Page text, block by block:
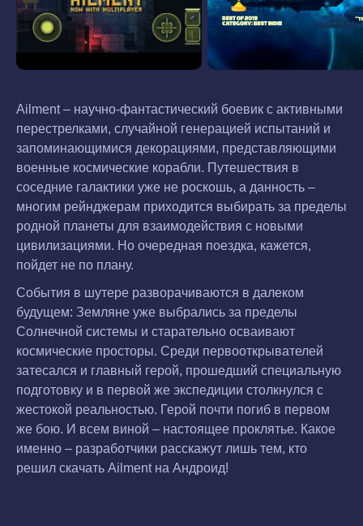
Ailment – научно-фантастический боевик с активными
перестрелками, случайной генерацией испытаний и
запоминающимися декорациями, представляющими
военные космические корабли. Путешествия в
соседние галактики уже не роскошь, а данность –
многим рейнджерам приходится выбирать за пределы
родной планеты для взаимодействия с новыми
цивилизациями. Но очередная поездка, кажется,
пойдет не по плану.
События в шутере разворачиваются в далеком
будущем: Земляне уже выбрались за пределы
Солнечной системы и старательно осваивают
космические просторы. Среди первооткрывателей
затесался и главный герой, прошедший специальную
подготовку и в первой же экспедиции столкнулся с
жестокой реальностью. Герой почти погиб в первом
же бою. И всем виной – настоящее проклятье. Какое
именно – разработчики расскажут лишь тем, кто
решил скачать Ailment на Андроид!